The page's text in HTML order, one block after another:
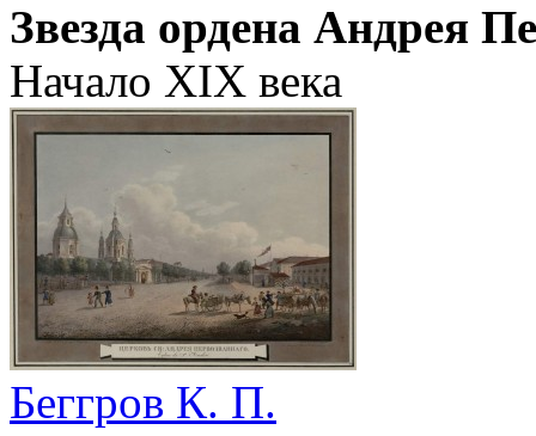
Звезда ордена Андрея
Начало XIX века
Беггров К. П.